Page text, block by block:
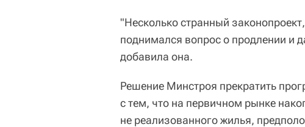
"Несколько странный
поднимался вопрос о продлении и
добавила она.
Решение Минстроя прекратить
с тем, что на первичном рынке
не реализованного жилья,